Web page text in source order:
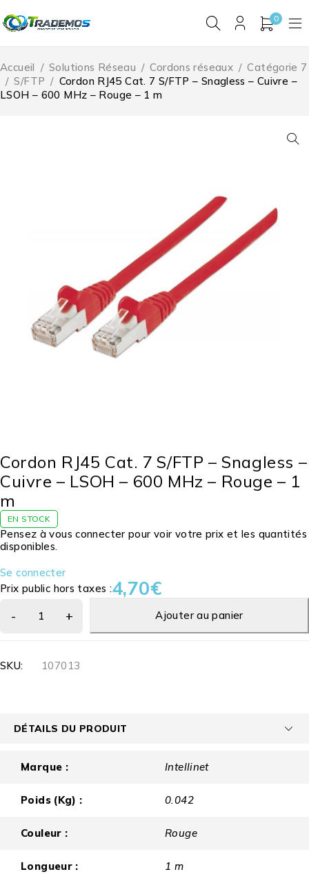
0
Accueil / Solutions Réseau / Cordons réseaux / Catégorie 7
/ S/FTP / Cordon RJ45 Cat. 7 S/FTP – Snagless – Cuivre –
LSOH – 600 MHz – Rouge – 1 m
Cordon RJ45 Cat. 7 S/FTP – Snagless –
Cuivre – LSOH – 600 MHz – Rouge – 1
m
EN STOCK
Pensez à vous connecter pour voir votre prix et les quantités
disponibles.
Se connecter
Prix public hors taxes :4,70€
Ajouter au panier
SKU: 107013
DÉTAILS DU PRODUIT
Marque : Intellinet
Poids (Kg) : 0.042
Couleur : Rouge
Longueur : 1 m